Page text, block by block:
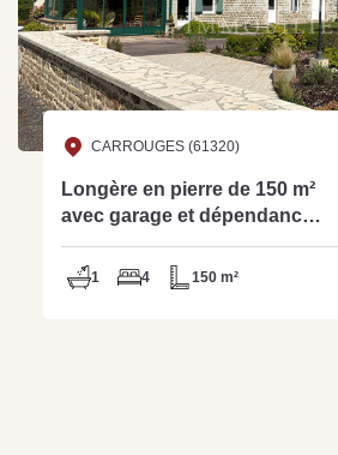
CARROUGES (61320)
Longère en pierre de 150 m²
avec garage et dépendance -
Réf. A15281cpy
1 4 150 m²